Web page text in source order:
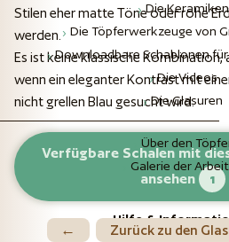
Stilen eher matte Töne oder rohe
werden.
Es ist keine klassische
wenn ein eleganter Kontrast mit
nicht grellen Blau gesucht wird.
Verfügbare Schalenmit
ansehen
1
← Zurück zu den
Die Keramiken
Die Töpferwerkzeuge von
Downloadbare Schablonen
Die Videos
Die Glasuren
Über den
Galerie der
Hilfe &